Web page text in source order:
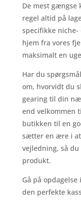
De mest gængse
regel altid på
specifikke
hjem fra vores
maksimalt en
Har du
om, hvorvidt du
gearing til din
end velkommen
butikken til en
sætter en ære i at
vejledning, så
produkt.
Gå på
den perfekte